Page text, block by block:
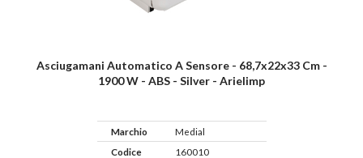
Asciugamani Automatico A Sensore - 68,7x22x33 Cm -
1900 W - ABS - Silver - Arielimp
Marchio
Medial
Codice
160010